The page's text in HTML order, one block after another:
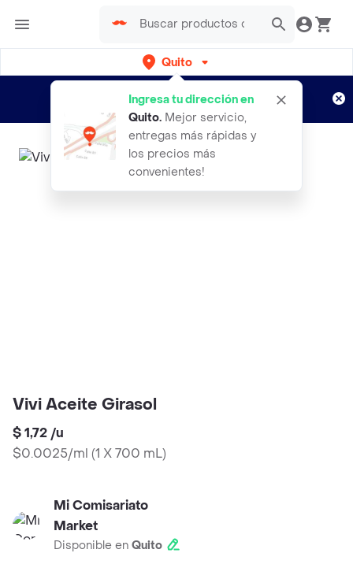
Quito
Ingresa tu dirección en
Quito. Mejor servicio,
entregas más rápidas y
los precios más
convenientes!
envíos gratis por semanas
Aplican TyC
Vivi Aceite Girasol
$ 1,72 /u
$0.0025/ml (1 X 700 mL)
Mi Comisariato
Market
Disponible en Quito